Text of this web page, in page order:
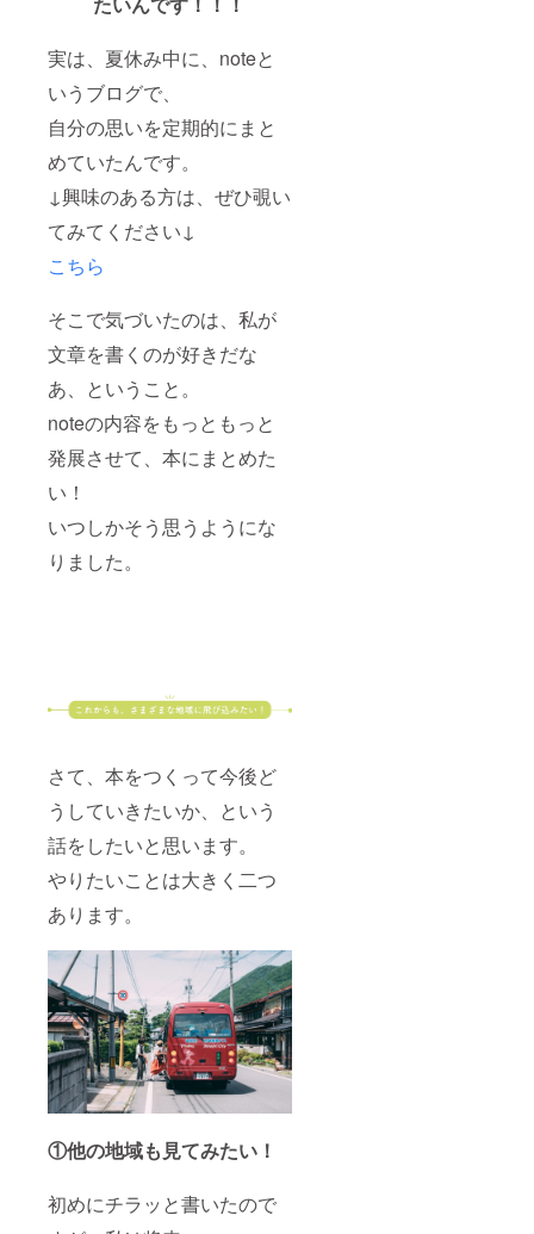
実は、夏休み中に、noteと
いうブログで、
自分の思いを定期的にまと
めていたんです。
↓興味のある方は、ぜひ覗い
てみてください↓
こちら
そこで気づいたのは、私が
文章を書くのが好きだな
あ、ということ。
noteの内容をもっともっと
発展させて、本にまとめた
い！
いつしかそう思うようにな
りました。
さて、本をつくって今後ど
うしていきたいか、という
話をしたいと思います。
やりたいことは大きく二つ
あります。
①他の地域も見てみたい！
初めにチラッと書いたので